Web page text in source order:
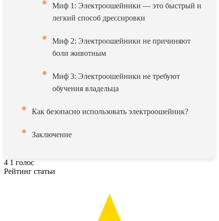
Миф 1: Электроошейники — это быстрый и
легкий способ дрессировки
Миф 2: Электроошейники не причиняют
боли животным
Миф 3: Электроошейники не требуют
обучения владельца
Как безопасно использовать электроошейник?
Заключение
4 1 голос
Рейтинг статьи